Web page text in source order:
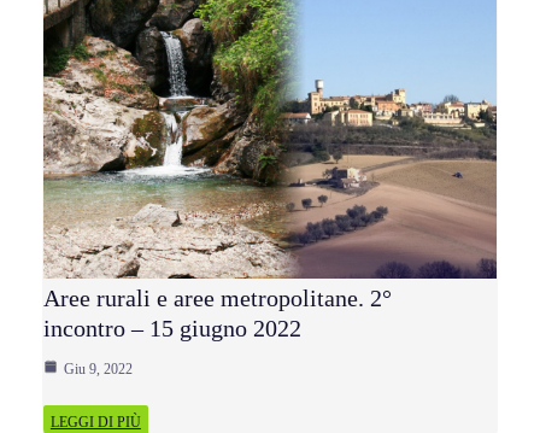
Aree rurali e aree metropolitane. 2°
incontro – 15 giugno 2022
Giu 9, 2022
LEGGI DI PIÙ